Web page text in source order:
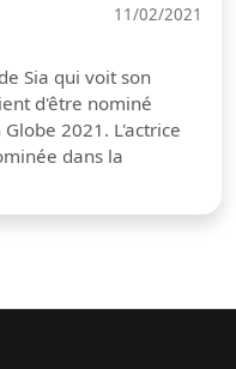
11/02/2021
Sia qui voit son
d'être nominé
2021. L'actrice
dans la